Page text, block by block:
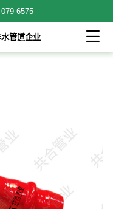
6575
管道企业 